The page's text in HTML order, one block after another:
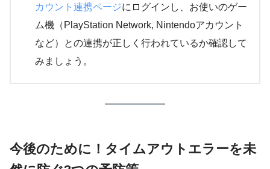
カウント連携ページにログインし、お使いのゲー
ム機（PlayStation Network, Nintendoアカウント
など）との連携が正しく行われているか確認して
みましょう。
今後のために！タイムアウトエラーを未